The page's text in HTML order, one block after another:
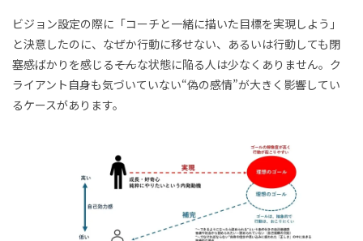
ビジョン設定の際に「コーチと一緒に描いた目標を実現しよう」
と決意したのに、なぜか行動に移せない、あるいは行動しても閉
塞感ばかりを感じる――そんな状態に陥る人は少なくありません。ク
ライアント自身も気づいていない“偽の感情”が大きく影響してい
るケースがあります。